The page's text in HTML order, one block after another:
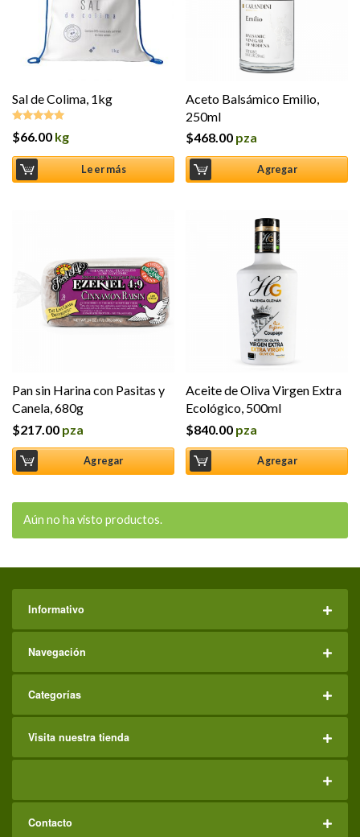
Sal de Colima, 1kg
Valorado en
$66.00 kg
Leer más
Aceto Balsámico Emilio,
250ml
$468.00 pza
Agregar
Pan sin Harina con Pasitas y
Canela, 680g
$217.00 pza
Agregar
Aceite de Oliva Virgen Extra
Ecológico, 500ml
$840.00 pza
Agregar
Aún no ha visto productos.
Informativo
Navegación
Categorías
Visita nuestra tienda
Contacto